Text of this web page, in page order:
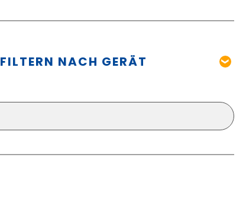
FILTERN NACH GERÄT